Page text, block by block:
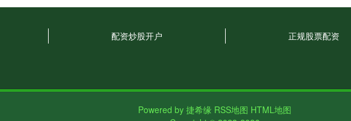
配资炒股开户 正规股票配资
Powered by 捷希缘 RSS地图 HTML地图